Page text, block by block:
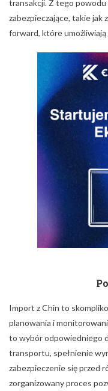
transakcji. Z tego
zabezpieczające, takie
forward, które umożliwiają
Import z Chin to
planowania i
to wybór odpowiedniego
transportu, spełnienie
zabezpieczenie się przed
zorganizowany proces